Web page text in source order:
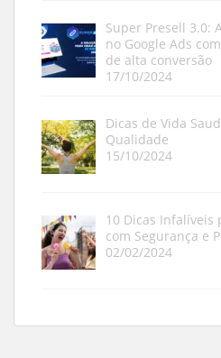
Super Presell 3.0:
no Google Ads
de alta conversão
17/10/2024
Dicas de Vida
Qualidade
15/10/2024
10 Dicas Infalíveis
com Segurança e
02/02/2024